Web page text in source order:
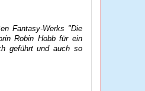
Fantasy-Werks "Die
Robin Hobb für ein
geführt und auch so